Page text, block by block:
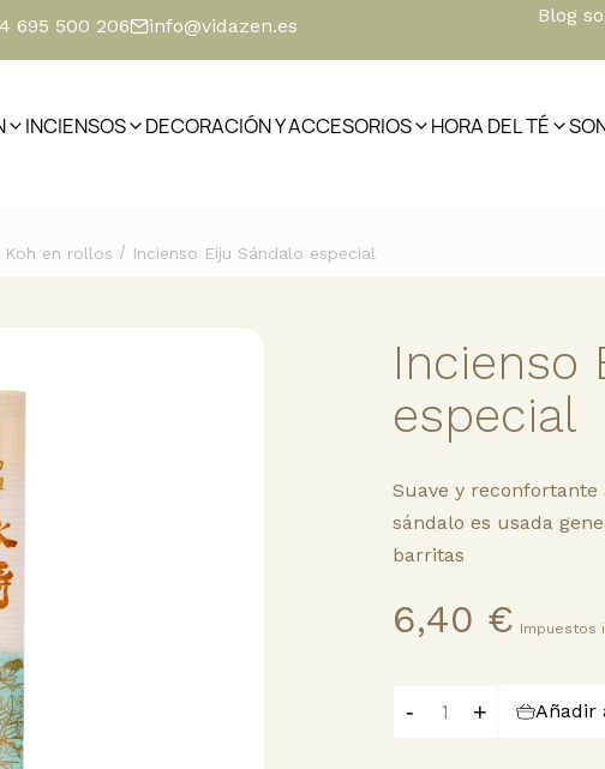
695 500 206 info@vidazen.es Blog
INCIENSOS DECORACIÓN Y ACCESORIOS HORA DEL TÉ
Koh en rollos / Incienso Eiju Sándalo especial
Incienso
especial
Suave y
sándalo es usada
barritas
6,40 € Impuestos
- + Añadir